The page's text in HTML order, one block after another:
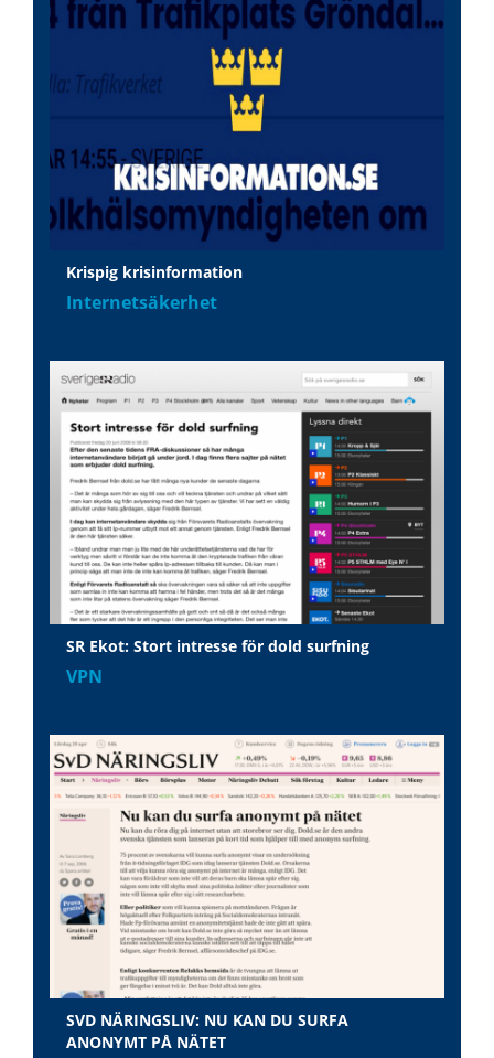
Krispig krisinformation
Internetsäkerhet
SR Ekot: Stort intresse för dold surfning
VPN
SVD NÄRINGSLIV: NU KAN DU SURFA
ANONYMT PÅ NÄTET